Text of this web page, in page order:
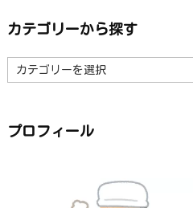
カテゴリーから探す
テ
ゴ
ら
探
プロフィール